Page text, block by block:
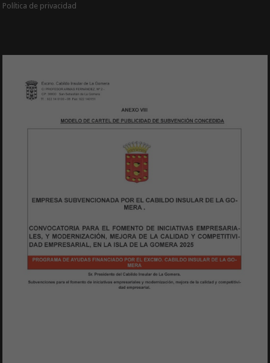
Política de privacidad